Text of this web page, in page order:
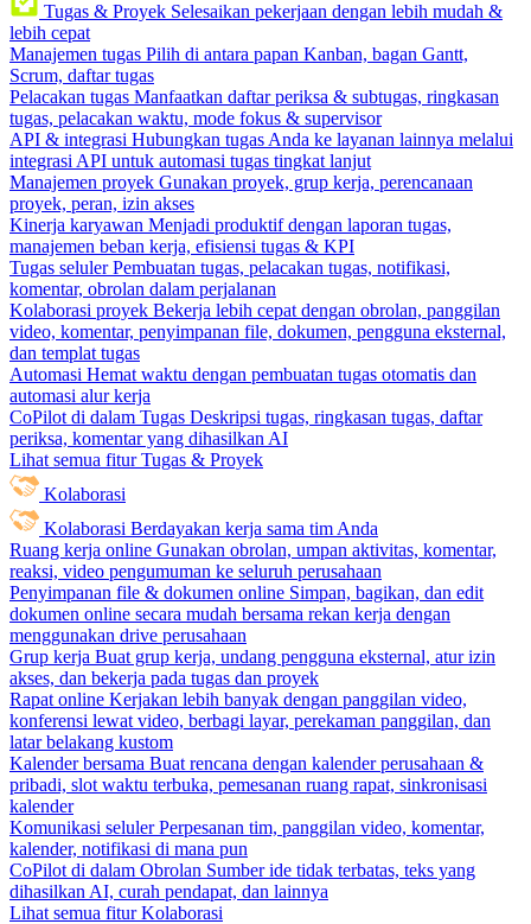
Tugas & Proyek Selesaikan pekerjaan dengan lebih mudah &
lebih cepat
Manajemen tugas Pilih di antara papan Kanban, bagan Gantt,
Scrum, daftar tugas
Pelacakan tugas Manfaatkan daftar periksa & subtugas, ringkasan
tugas, pelacakan waktu, mode fokus & supervisor
API & integrasi Hubungkan tugas Anda ke layanan lainnya melalui
integrasi API untuk automasi tugas tingkat lanjut
Manajemen proyek Gunakan proyek, grup kerja, perencanaan
proyek, peran, izin akses
Kinerja karyawan Menjadi produktif dengan laporan tugas,
manajemen beban kerja, efisiensi tugas & KPI
Tugas seluler Pembuatan tugas, pelacakan tugas, notifikasi,
komentar, obrolan dalam perjalanan
Kolaborasi proyek Bekerja lebih cepat dengan obrolan, panggilan
video, komentar, penyimpanan file, dokumen, pengguna eksternal,
dan templat tugas
Automasi Hemat waktu dengan pembuatan tugas otomatis dan
automasi alur kerja
CoPilot di dalam Tugas Deskripsi tugas, ringkasan tugas, daftar
periksa, komentar yang dihasilkan AI
Lihat semua fitur Tugas & Proyek
Kolaborasi
Kolaborasi Berdayakan kerja sama tim Anda
Ruang kerja online Gunakan obrolan, umpan aktivitas, komentar,
reaksi, video pengumuman ke seluruh perusahaan
Penyimpanan file & dokumen online Simpan, bagikan, dan edit
dokumen online secara mudah bersama rekan kerja dengan
menggunakan drive perusahaan
Grup kerja Buat grup kerja, undang pengguna eksternal, atur izin
akses, dan bekerja pada tugas dan proyek
Rapat online Kerjakan lebih banyak dengan panggilan video,
konferensi lewat video, berbagi layar, perekaman panggilan, dan
latar belakang kustom
Kalender bersama Buat rencana dengan kalender perusahaan &
pribadi, slot waktu terbuka, pemesanan ruang rapat, sinkronisasi
kalender
Komunikasi seluler Perpesanan tim, panggilan video, komentar,
kalender, notifikasi di mana pun
CoPilot di dalam Obrolan Sumber ide tidak terbatas, teks yang
dihasilkan AI, curah pendapat, dan lainnya
Lihat semua fitur Kolaborasi